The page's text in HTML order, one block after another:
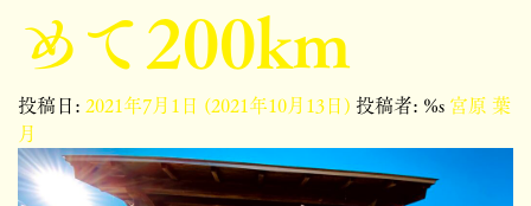
めて200km
投稿日:2021年7月1日 (2021年10月13日) 投稿者: %s宮原 葉
月